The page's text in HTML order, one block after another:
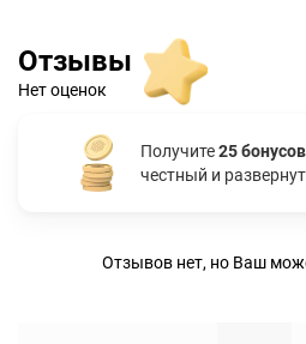
Отзывы
Нет оценок
Получите25 бонусов
честный и
Отзывов нет, но Ваш